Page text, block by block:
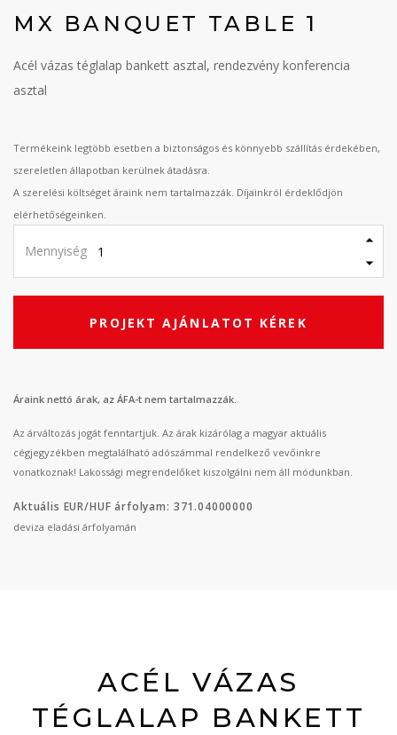
MX BANQUET TABLE 1
Acél vázas téglalap bankett asztal, rendezvény konferencia
asztal
Termékeink legtöbb esetben a biztonságos és könnyebb szállítás érdekében,
szereletlen állapotban kerülnek átadásra.
A szerelési költséget áraink nem tartalmazzák. Díjainkról érdeklődjön
elérhetőségeinken.
Mennyiség
PROJEKT AJÁNLATOT KÉREK
Áraink nettó árak, az ÁFA-t nem tartalmazzák.
Az árváltozás jogát fenntartjuk. Az árak kizárólag a magyar aktuális
cégjegyzékben megtalálható adószámmal rendelkező vevőinkre
vonatkoznak! Lakossági megrendelőket kiszolgálni nem áll módunkban.
Aktuális EUR/HUF árfolyam: 371.04000000
deviza eladási árfolyamán
ACÉL VÁZAS
TÉGLALAP BANKETT